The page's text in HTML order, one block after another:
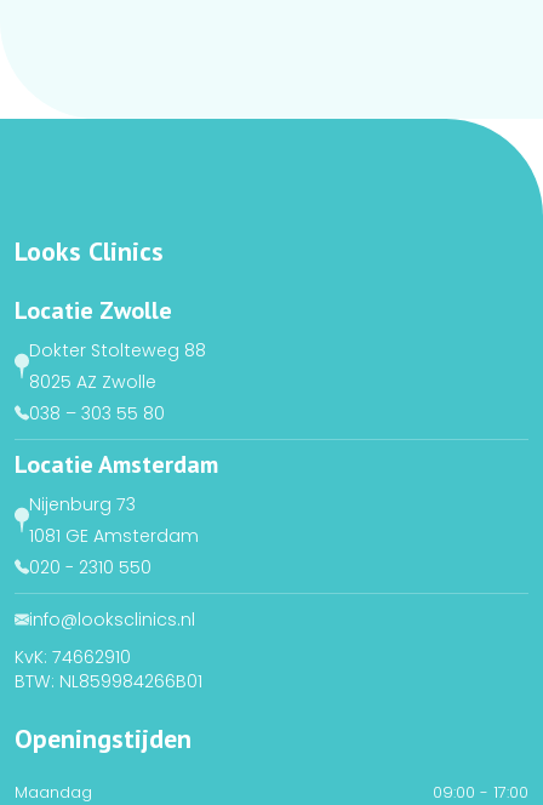
Looks Clinics
Locatie Zwolle
Dokter Stolteweg 88
8025 AZ Zwolle
038 – 303 55 80
Locatie Amsterdam
Nijenburg 73
1081 GE Amsterdam
020 - 2310 550
info@looksclinics.nl
KvK: 74662910
BTW: NL859984266B01
Openingstijden
Maandag
09:00 - 17:00